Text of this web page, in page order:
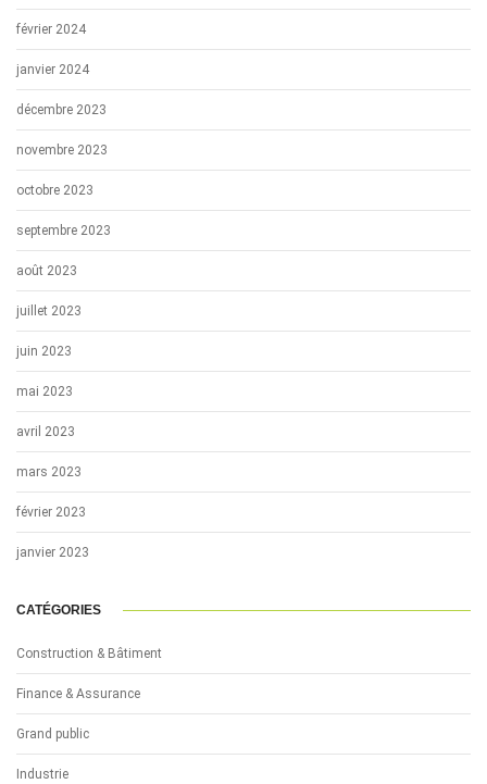
février 2024
janvier 2024
décembre 2023
novembre 2023
octobre 2023
septembre 2023
août 2023
juillet 2023
juin 2023
mai 2023
avril 2023
mars 2023
février 2023
janvier 2023
CATÉGORIES
Construction & Bâtiment
Finance & Assurance
Grand public
Industrie